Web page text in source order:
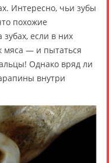
Интересно, чьи зубы
похожие
если в них
мяса — и пытаться
Однако вряд ли
внутри